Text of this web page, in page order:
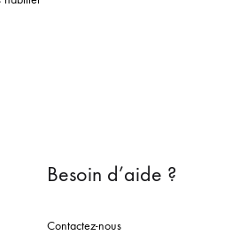
Besoin d’aide ?
Contactez-nous